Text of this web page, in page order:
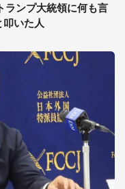
ランプ大統領に何も言
いた人